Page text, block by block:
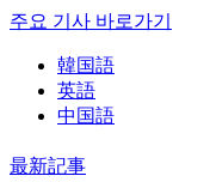
주요 기사 바로가기
韓国語
英語
中国語
最新記事